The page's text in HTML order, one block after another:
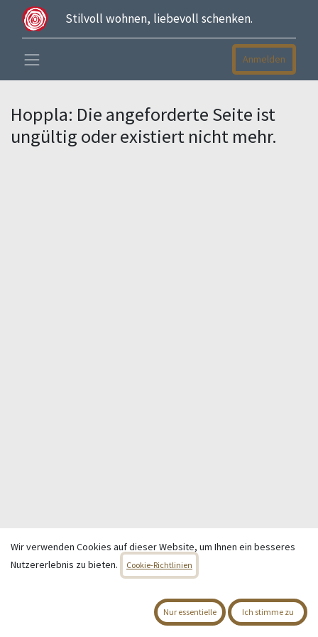
Stilvoll wohnen, liebevoll schenken.
Anmelden
Hoppla: Die angeforderte Seite ist
ungültig oder existiert nicht mehr.
Copyright © Wohnen & Schenken - Christa Wagner
Wir verwenden Cookies auf dieser Website, um Ihnen ein besseres
Nutzererlebnis zu bieten.
Cookie-Richtlinien
Nur essentielle Ich stimme zu